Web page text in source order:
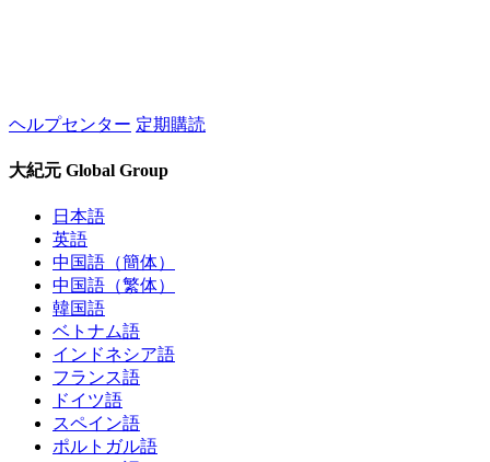
ヘルプセンター 定期購読
大紀元 Global Group
日本語
英語
中国語（簡体）
中国語（繁体）
韓国語
ベトナム語
インドネシア語
フランス語
ドイツ語
スペイン語
ポルトガル語